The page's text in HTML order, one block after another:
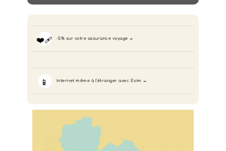
❤️‍🩹 -5% sur votre assurance voyage
📱 Internet même à l’étranger avec Esim